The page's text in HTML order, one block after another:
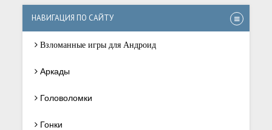
НАВИГАЦИЯ ПО САЙТУ
Взломанные игры для Андроид
Аркады
Головоломки
Гонки